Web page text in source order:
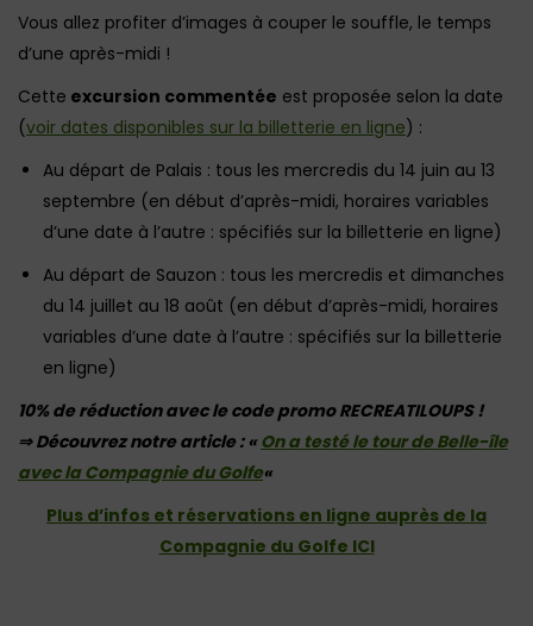
Vous allez profiter d’images à couper le souffle, le temps
d’une après-midi !
Cette excursion commentée est proposée selon la date
(voir dates disponibles sur la billetterie en ligne) :
Au départ de Palais : tous les mercredis du 14 juin au 13
septembre (en début d’après-midi, horaires variables
d’une date à l’autre : spécifiés sur la billetterie en ligne)
Au départ de Sauzon : tous les mercredis et dimanches
du 14 juillet au 18 août (en début d’après-midi, horaires
variables d’une date à l’autre : spécifiés sur la billetterie
en ligne)
10% de réduction avec le code promo RECREATILOUPS !
⇒ Découvrez notre article : «On a testé le tour de Belle-île
avec la Compagnie du Golfe«
Plus d’infos et réservations en ligne auprès de la
Compagnie du Golfe ICI